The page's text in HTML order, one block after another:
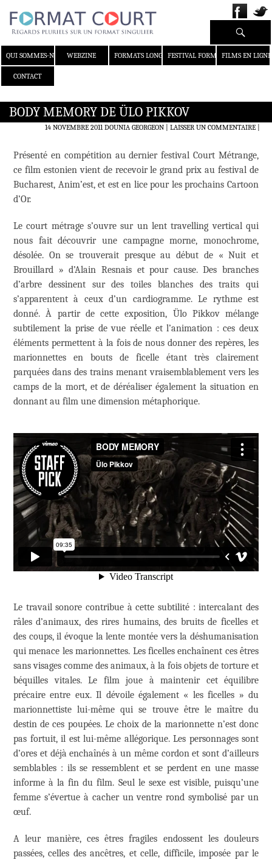
QUI SOMMES-NOUS ?WEBZINE FORMATS LONGS FESTIVAL FORMAT COURT
FILMS EN LIGNE
CONTACT
Recherche
BODY MEMORY DE ÜLO PIKKOV
14 NOVEMBRE 2011 DOUNIA GEORGEON LAISSER UN COMMENTAIRE|
Présenté en compétition au dernier festival Court Métrange,
ce film estonien vient de recevoir le grand prix au festival de
Bucharest, Anim’est, et est en lice pour les prochains Cartoon
d’Or.
Le court métrage s’ouvre sur un lent travelling vertical qui
nous fait découvrir une campagne morne, monochrome,
désolée. On se trouverait presque au début de « Nuit et
Brouillard » d’Alain Resnais et pour cause. Des branches
d’arbre dessinent sur des toiles blanches des traits qui
s’apparentent à ceux d’un cardiogramme. Le rythme est
donné. À partir de cette exposition, Ülo Pikkov mélange
subtilement la prise de vue réelle et l’animation : ces deux
éléments permettent à la fois de nous donner des repères, les
marionnettes en bouts de ficelle étant très clairement
parquées dans des trains menant vraisemblablement vers les
camps de la mort, et de déréaliser également la situation en
donnant au film une dimension métaphorique.
Le travail sonore contribue à cette subtilité : intercalant des
râles d’animaux, des rires humains, des bruits de ficelles et
des coups, il évoque la lente montée vers la déshumanisation
qui menace les marionnettes. Les ficelles enchaînent ces êtres
sans visages comme des animaux, à la fois objets de torture et
béquilles vitales. Le film joue à maintenir cet équilibre
précaire entre eux. Il dévoile également « les ficelles » du
marionnettiste lui-même qui se trouve être le maître du
destin de ces poupées. Le choix de la marionnette n’est donc
pas fortuit, il est lui-même allégorique. Les personnages sont
d’ores et déjà enchaînés à un même cordon et sont d’ailleurs
semblables : ils se ressemblent et se perdent en une masse
informe à la fin du film. Seul le sexe est visible, puisqu’une
femme s’évertue à cacher un ventre rond symbolisé par un
œuf.
A leur manière, ces êtres fragiles endossent les douleurs
passées, celles des ancêtres, et celle, difficile, imposée par le